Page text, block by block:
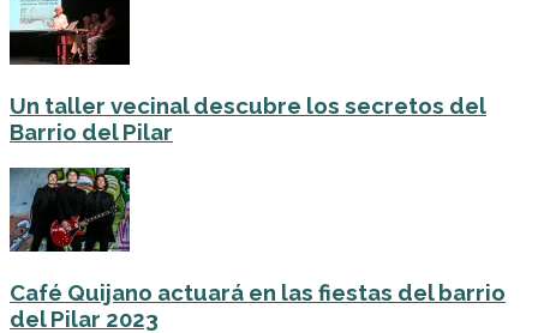
Un taller vecinal descubre los secretos del
Barrio del Pilar
Café Quijano actuará en las fiestas del barrio
del Pilar 2023